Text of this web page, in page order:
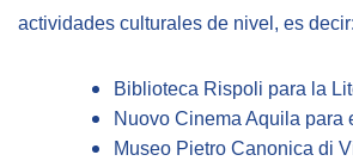
actividades culturales de nivel, es decir:
Biblioteca Rispoli para la
Nuovo Cinema Aquila para
Museo Pietro Canonica di